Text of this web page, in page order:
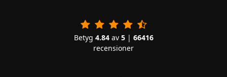
Betyg 4.84av 5| 66416
recensioner